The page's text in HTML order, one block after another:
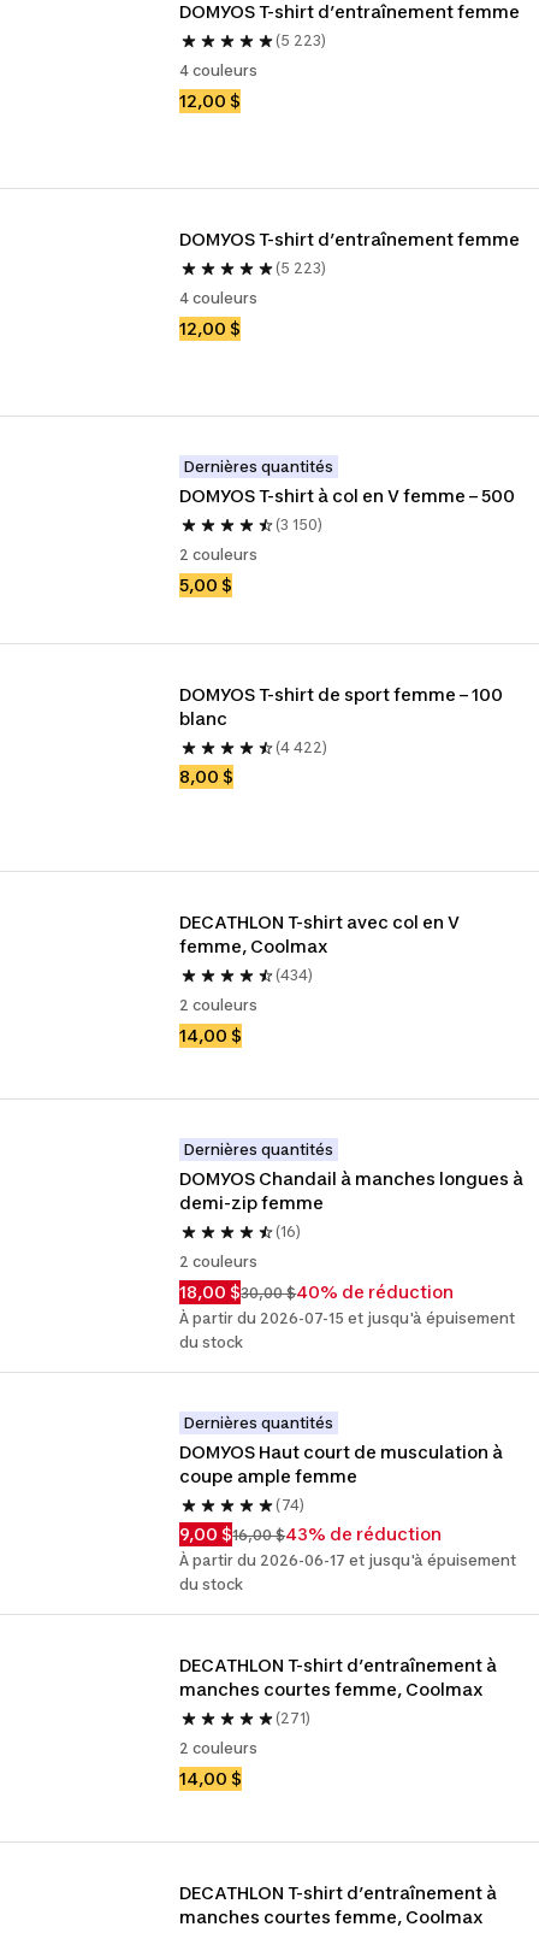
DOMYOS T-shirt d’entraînement femme
(5 223)
4 couleurs
12,00 $
DOMYOS T-shirt d’entraînement femme
(5 223)
4 couleurs
12,00 $
Dernières quantités
DOMYOS T-shirt à col en V femme – 500
(3 150)
2 couleurs
5,00 $
DOMYOS T-shirt de sport femme – 100
blanc
(4 422)
8,00 $
DECATHLON T-shirt avec col en V
femme, Coolmax
(434)
2 couleurs
14,00 $
Dernières quantités
DOMYOS Chandail à manches longues à
demi-zip femme
(16)
2 couleurs
18,00 $30,00 $40% de réduction
À partir du 2026-07-15 et jusqu'à épuisement
du stock
Dernières quantités
DOMYOS Haut court de musculation à
coupe ample femme
(74)
9,00 $16,00 $43% de réduction
À partir du 2026-06-17 et jusqu'à épuisement
du stock
DECATHLON T-shirt d’entraînement à
manches courtes femme, Coolmax
(271)
2 couleurs
14,00 $
DECATHLON T-shirt d’entraînement à
manches courtes femme, Coolmax